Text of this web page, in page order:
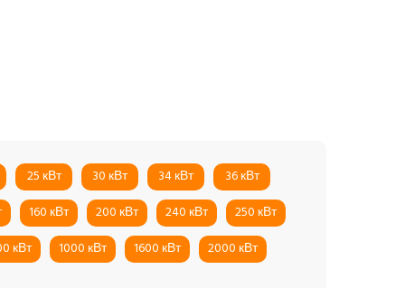
25 кВт 30 кВт 34 кВт
36 кВт
160 кВт 200 кВт 240 кВт
250 кВт
кВт 1000 кВт 1600 кВт
2000 кВт